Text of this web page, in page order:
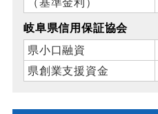
（基準金利）
岐阜県信用保証協会
県小口融資
県創業支援資金